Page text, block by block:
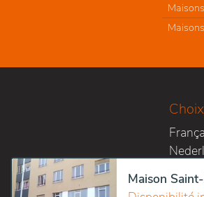
Maison